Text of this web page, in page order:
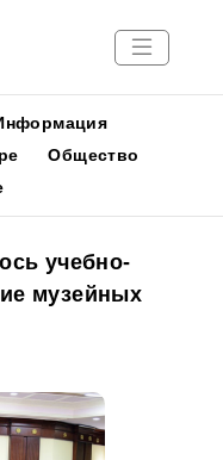
Общество
учебно-
музейных